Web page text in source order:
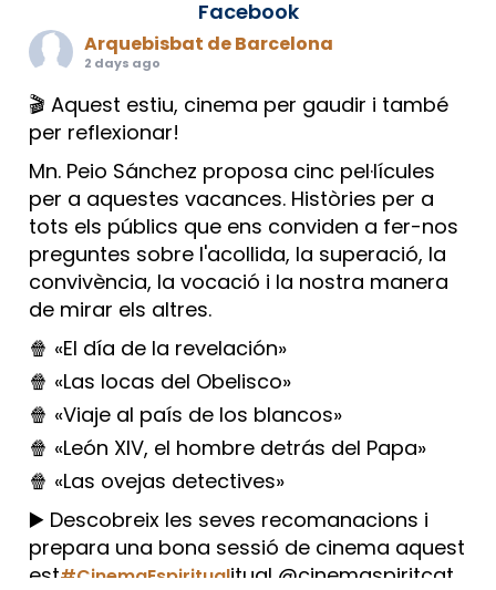
Facebook
Arquebisbat de Barcelona
2 days ago
🎬 Aquest estiu, cinema per gaudir i també
per reflexionar!
Mn. Peio Sánchez proposa cinc pel·lícules
per a aquestes vacances. Històries per a
tots els públics que ens conviden a fer-nos
preguntes sobre l'acollida, la superació, la
convivència, la vocació i la nostra manera
de mirar els altres.
🍿 «El día de la revelación»
🍿 «Las locas del Obelisco»
🍿 «Viaje al país de los blancos»
🍿 «León XIV, el hombre detrás del Papa»
🍿 «Las ovejas detectives»
▶️ Descobreix les seves recomanacions i
prepara una bona sessió de cinema aquest
est#CinemaEspiritualitual @cinemaspiritcat